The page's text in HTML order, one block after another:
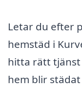
Letar du efter
hemstäd i
hitta rätt
hem blir